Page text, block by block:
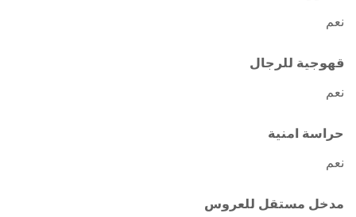
نعم
قهوجية للرجال
نعم
حراسة امنية
نعم
مدخل مستقل للعروس